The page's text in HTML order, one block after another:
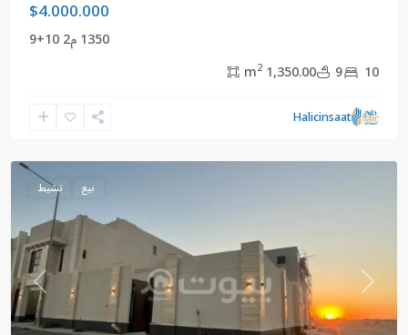
$4.000.000
1350 م2 10+9
10
9
1,350.00 m
2
Halicinsaatالمملكة
العربية
Next
بيع نشيط